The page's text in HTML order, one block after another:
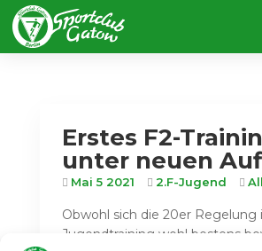
Erstes F2-
unter neuen
Mai 5 2021 2.F-Jugend
Obwohl sich die 20er Regelung
Jugendtraining wohl bestens